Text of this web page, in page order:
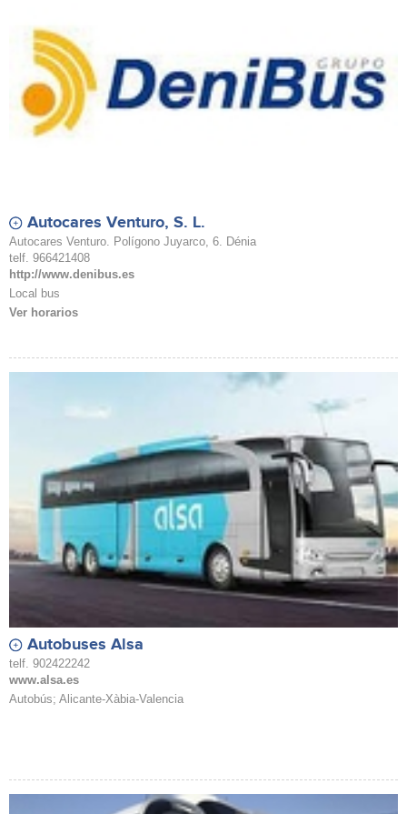
Autocares Venturo, S. L.
Autocares Venturo. Polígono Juyarco, 6. Dénia
telf. 966421408
http://www.denibus.es
Local bus
Ver horarios
Autobuses Alsa
telf. 902422242
www.alsa.es
Autobús; Alicante-Xàbia-Valencia